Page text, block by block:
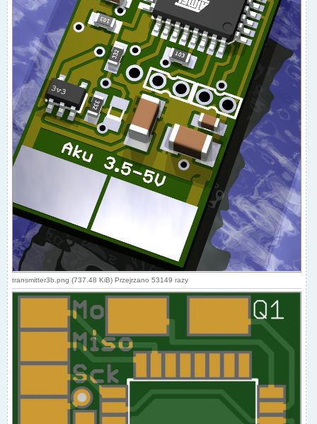
transmitter3b.png (737.48 KiB) Przejrzano 53149 razy